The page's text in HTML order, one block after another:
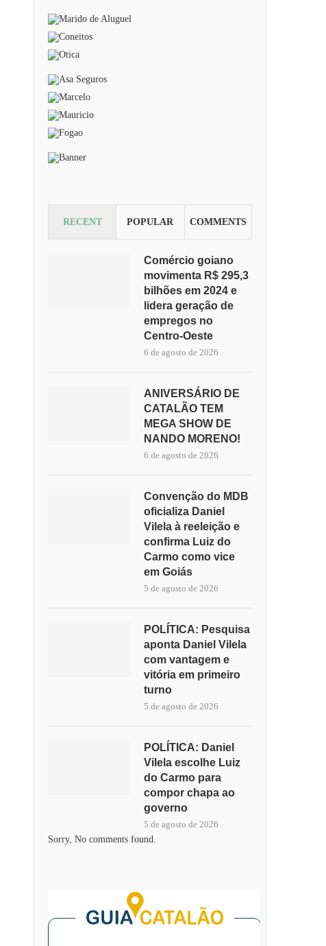
ESCOLHE LUIZ DO CARMO PARA...
VAGAS DE TRABALHO...
5 de agosto de 2026
RECENT POPULAR COMMENTS
Comércio goiano
movimenta R$ 295,3
bilhões em 2024 e
lidera geração de
empregos no
Centro-Oeste
6 de agosto de 2026
ANIVERSÁRIO DE
CATALÃO TEM
MEGA SHOW DE
NANDO MORENO!
6 de agosto de 2026
Convenção do MDB
oficializa Daniel
Vilela à reeleição e
confirma Luiz do
Carmo como vice
em Goiás
5 de agosto de 2026
POLÍTICA: Pesquisa
aponta Daniel Vilela
com vantagem e
vitória em primeiro
turno
5 de agosto de 2026
POLÍTICA: Daniel
Vilela escolhe Luiz
do Carmo para
compor chapa ao
governo
5 de agosto de 2026
Sorry, No comments found.